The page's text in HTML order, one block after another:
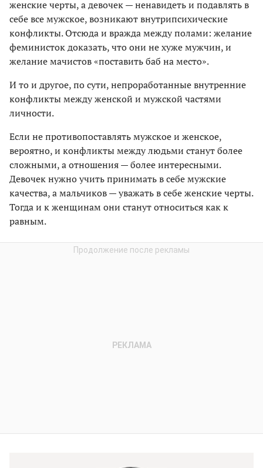
женские черты, а девочек — ненавидеть и подавлять в
себе все мужское, возникают внутрипсихические
конфликты. Отсюда и вражда между полами: желание
феминисток доказать, что они не хуже мужчин, и
желание мачистов «поставить баб на место».
И то и другое, по сути, непроработанные внутренние
конфликты между женской и мужской частями
личности.
Если не противопоставлять мужское и женское,
вероятно, и конфликты между людьми станут более
сложными, а отношения — более интересными.
Девочек нужно учить принимать в себе мужские
качества, а мальчиков — уважать в себе женские черты.
Тогда и к женщинам они станут относиться как к
равным.